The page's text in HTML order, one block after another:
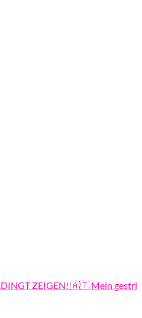
ZEIGEN! 🇦🇹 Mein gestri